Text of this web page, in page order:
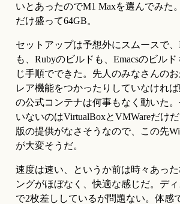
いとあったのでM1 Maxを選んでみた
だけ盛って64GB。
セットアップは予想外にスムースで、
も、Rubyのビルドも、Emacsのビル
じ手順でできた。先人のみなさんの
レア機能をつかったりしていなけれ
の公式コンテナは何事もなく動いた
いないのはVirtualBoxとVMWareだけ
版の提供がなさそうなので、この先
が大変そうだ。
速度は速い、というか前は時々あっ
ングがほぼなく、快適な感じだ。デ
で2枚差ししているが問題ない。体感